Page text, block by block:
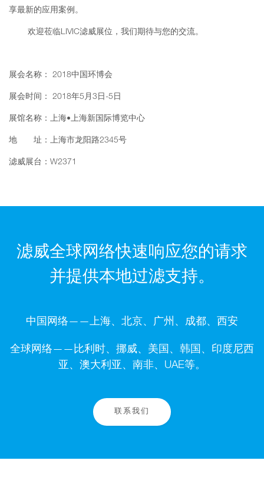
享最新的应用案例。
欢迎莅临LIVIC滤威展位，我们期待与您的交流。
展会名称： 2018中国环博会
展会时间： 2018年5月3日-5日
展馆名称：上海•上海新国际博览中心
地 址：上海市龙阳路2345号
滤威展台：W2371
滤威全球网络快速响应您的请求
并提供本地过滤支持。
中国网络——上海、北京、广州、成都、西安
全球网络——比利时、挪威、美国、韩国、印度尼西
亚、澳大利亚、南非、UAE等。
联系我们